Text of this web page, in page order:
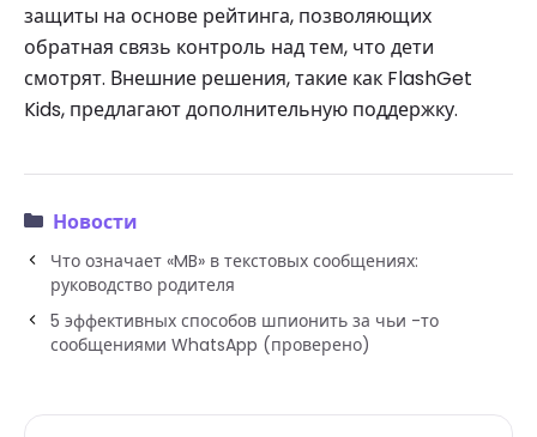
защиты на основе рейтинга, позволяющих
обратная связь контроль над тем, что дети
смотрят. Внешние решения, такие как FlashGet
Kids, предлагают дополнительную поддержку.
Новости
Что означает «MB» в текстовых сообщениях:
руководство родителя
5 эффективных способов шпионить за чьи -то
сообщениями WhatsApp (проверено)